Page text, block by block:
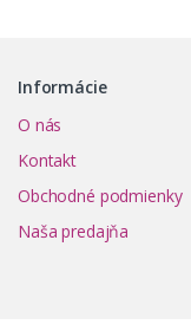
Informácie
O nás
Kontakt
Obchodné podmienky
Naša predajňa